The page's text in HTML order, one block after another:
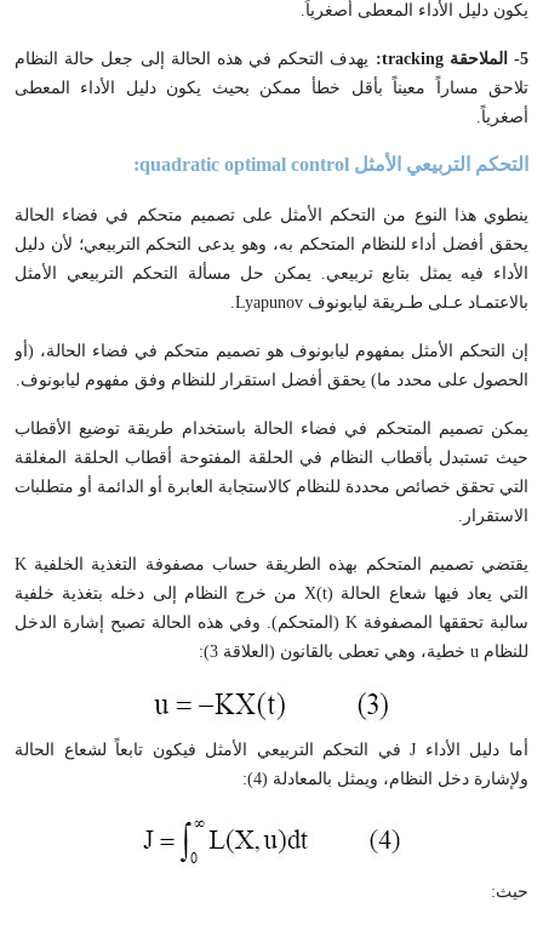
يكون دليل الأداء المعطى أصغرياً.
5- الملاحقةtracking
: يهدف التحكم في هذه الحالة إلى جعل حالة النظام
تلاحق مساراً معيناً بأقل خطأ ممكن بحيث يكون دليل الأداء المعطى
أصغرياً.
التحكم التربيعي الأمثل quadratic optimal control:
ينطوي هذا النوع من التحكم الأمثل على تصميم متحكم في فضاء الحالة
يحقق أفضل أداء للنظام المتحكم به، وهو يدعى التحكم التربيعي؛ لأن دليل
الأداء فيه يمثل بتابع تربيعي. يمكن حل مسألة التحكم التربيعي الأمثل
بالاعتمـاد عـلى طـريقة ليابونوف Lyapunov.
إن التحكم الأمثل بمفهوم ليابونوف هو تصميم متحكم في فضاء الحالة، (أو
الحصول على محدد ما) يحقق أفضل استقرار للنظام وفق مفهوم ليابونوف.
يمكن تصميم المتحكم في فضاء الحالة باستخدام طريقة توضيع الأقطاب
حيث تستبدل بأقطاب النظام في الحلقة المفتوحة أقطاب الحلقة المغلقة
التي تحقق خصائص محددة للنظام كالاستجابة العابرة أو الدائمة أو متطلبات
الاستقرار.
يقتضي تصميم المتحكم بهذه الطريقة حساب مصفوفة التغذية الخلفية K
التي يعاد فيها شعاع الحالة X(t) من خرج النظام إلى دخله بتغذية خلفية
سالبة تحققها المصفوفة K (المتحكم). وفي هذه الحالة تصبح إشارة الدخل
للنظام u خطية، وهي تعطى بالقانون (العلاقة 3):
أما دليل الأداء J في التحكم التربيعي الأمثل فيكون تابعاً لشعاع الحالة
ولإشارة دخل النظام، ويمثل بالمعادلة (4):
حيث: